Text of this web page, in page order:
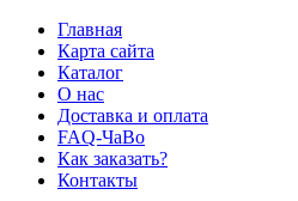
Главная
Карта сайта
Каталог
О нас
Доставка и оплата
FAQ-ЧаВо
Как заказать?
Контакты